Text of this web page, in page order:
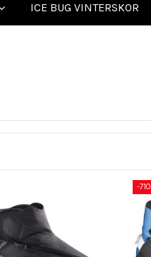
ICE BUG VINTERSKOR
-